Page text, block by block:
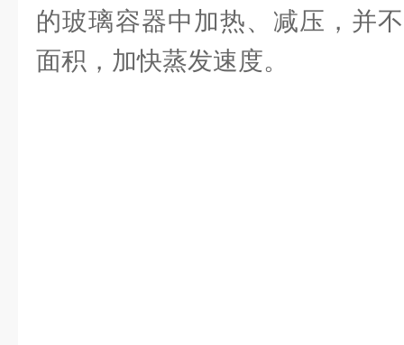
的玻璃容器中加热、减压，并
面积，加快蒸发速度。